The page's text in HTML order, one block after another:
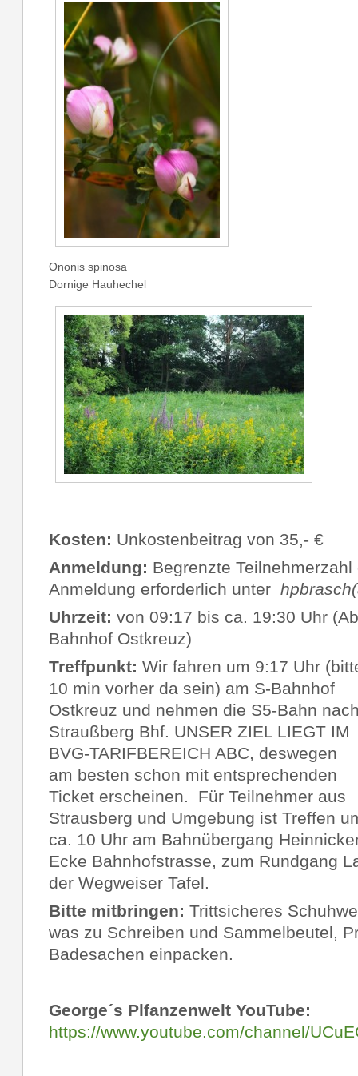
Ononis spinosa
Dornige Hauhechel
Kosten: Unkostenbeitrag von 35,- €
Anmeldung: Begrenzte
Anmeldung erforderlich unter
Uhrzeit: von 09:17 bis ca. 19:30 Uhr
Bahnhof Ostkreuz)
Treffpunkt: Wir fahren um 9:17 Uhr
10 min vorher da sein) am S-Bahnhof
Ostkreuz und nehmen die S5-Bahn
Straußberg Bhf. UNSER ZIEL LIEGT IM
BVG-TARIFBEREICH ABC, deswegen
am besten schon mit entsprechenden
Ticket erscheinen. Für Teilnehmer aus
Strausberg und Umgebung ist Treffen
ca. 10 Uhr am Bahnübergang
Ecke Bahnhofstrasse, zum Rundgang
der Wegweiser Tafel.
Bitte mitbringen: Trittsicheres
was zu Schreiben und Sammelbeutel,
Badesachen einpacken.
George´s Plfanzenwelt YouTube:
https://www.youtube.com/channel/